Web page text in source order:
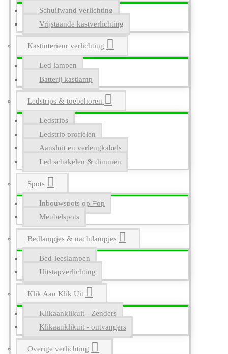
Schuifwand verlichting
Vrijstaande kastverlichting
Kastinterieur verlichting
Led lampen
Batterij kastlamp
Ledstrips & toebehoren
Ledstrips
Ledstrip profielen
Aansluit en verlengkabels
Led schakelen & dimmen
Spots
Inbouwspots op-=op
Meubelspots
Bedlampjes & nachtlampjes
Bed-leeslampen
Uitstapverlichting
Klik Aan Klik Uit
Klikaanklikuit - Zenders
Klikaanklikuit - ontvangers
Overige verlichting